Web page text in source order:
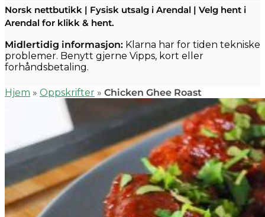
Norsk nettbutikk | Fysisk utsalg i Arendal | Velg hent i
Arendal for klikk & hent.
Midlertidig informasjon: Klarna har for tiden tekniske
problemer. Benytt gjerne Vipps, kort eller
forhåndsbetaling.
Hjem » Oppskrifter » Chicken Ghee Roast